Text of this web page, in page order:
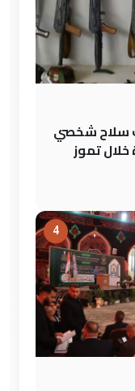
تسجيل أكثر من 20 ألف سلاح شخصي
تموز
4